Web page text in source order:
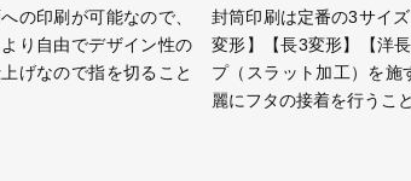
の印刷が可能なので、
り自由でデザイン性の
げなので指を切ること
封筒印刷は定番の3サイ
変形】【長3変形】【洋
プ（スラット加工）を施
麗にフタの接着を行うこ